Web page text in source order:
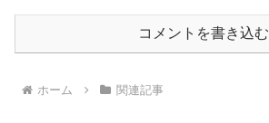
コメントを書き込む
ホーム 関連記事